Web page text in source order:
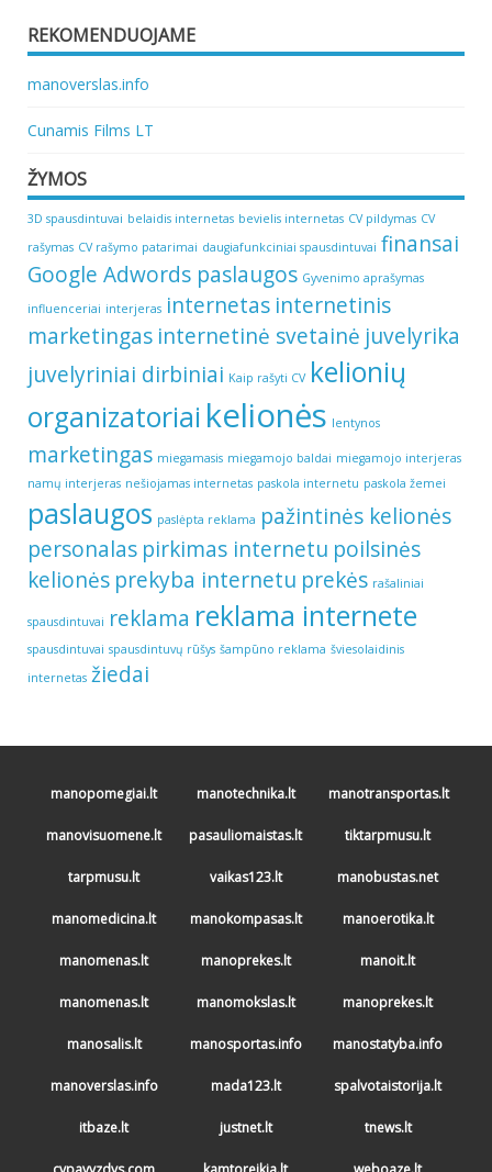
REKOMENDUOJAME
manoverslas.info
Cunamis Films LT
ŽYMOS
3D spausdintuvai belaidis internetas bevielis internetas CV pildymas CV
rašymas CV rašymo patarimai daugiafunkciniai spausdintuvai finansai
Google Adwords paslaugos Gyvenimo aprašymas
influenceriai interjeras internetas internetinis
marketingas internetinė svetainė juvelyrika
juvelyriniai dirbiniai Kaip rašyti CV kelionių
organizatoriai kelionės lentynos
marketingas miegamasis miegamojo baldai miegamojo interjeras
namų interjeras nešiojamas internetas paskola internetu paskola žemei
paslaugos paslėpta reklama pažintinės kelionės
personalas pirkimas internetu poilsinės
kelionės prekyba internetu prekės rašaliniai
spausdintuvai reklama reklama internete
spausdintuvai spausdintuvų rūšys šampūno reklama šviesolaidinis
internetas žiedai
manopomegiai.lt manotechnika.lt manotransportas.lt
manovisuomene.lt pasauliomaistas.lt tiktarpmusu.lt
tarpmusu.lt vaikas123.lt manobustas.net
manomedicina.lt manokompasas.lt manoerotika.lt
manomenas.lt manoprekes.lt manoit.lt
manomenas.lt manomokslas.lt manoprekes.lt
manosalis.lt manosportas.info manostatyba.info
manoverslas.info mada123.lt spalvotaistorija.lt
itbaze.lt justnet.lt tnews.lt